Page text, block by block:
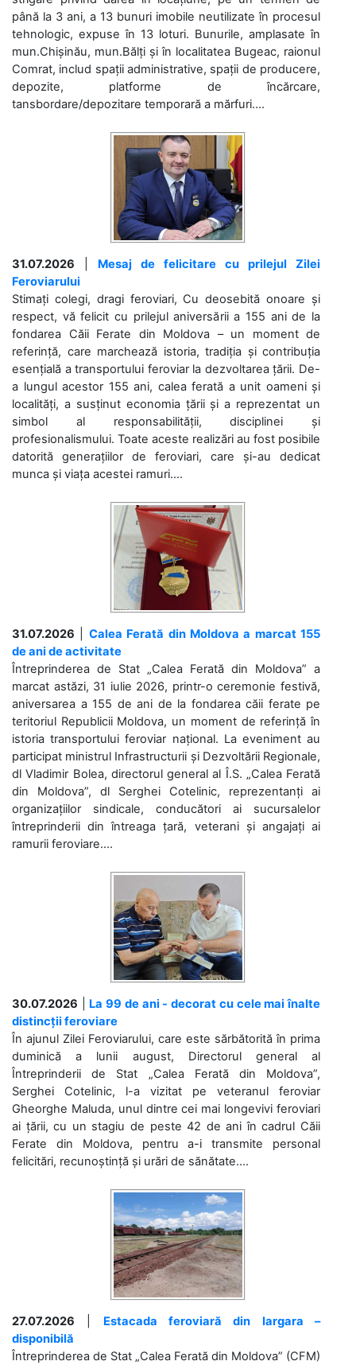
până la 3 ani, a 13 bunuri imobile neutilizate în procesul
tehnologic, expuse în 13 loturi. Bunurile, amplasate în
mun.Chișinău, mun.Bălți și în localitatea Bugeac, raionul
Comrat, includ spații administrative, spații de producere,
depozite, platforme de încărcare,
tansbordare/depozitare temporară a mărfuri....
31.07.2026
Mesaj de felicitare cu prilejul Zilei
Feroviarului
Stimați colegi, dragi feroviari, Cu deosebită onoare și
respect, vă felicit cu prilejul aniversării a 155 ani de la
fondarea Căii Ferate din Moldova – un moment de
referință, care marchează istoria, tradiția și contribuția
esențială a transportului feroviar la dezvoltarea țării. De-
a lungul acestor 155 ani, calea ferată a unit oameni și
localități, a susținut economia țării și a reprezentat un
simbol al responsabilității, disciplinei și
profesionalismului. Toate aceste realizări au fost posibile
datorită generațiilor de feroviari, care și-au dedicat
munca și viața acestei ramuri....
31.07.2026
Calea Ferată din Moldova a marcat 155
de ani de activitate
Întreprinderea de Stat „Calea Ferată din Moldova” a
marcat astăzi, 31 iulie 2026, printr-o ceremonie festivă,
aniversarea a 155 de ani de la fondarea căii ferate pe
teritoriul Republicii Moldova, un moment de referință în
istoria transportului feroviar național. La eveniment au
participat ministrul Infrastructurii și Dezvoltării Regionale,
dl Vladimir Bolea, directorul general al Î.S. „Calea Ferată
din Moldova”, dl Serghei Cotelinic, reprezentanți ai
organizațiilor sindicale, conducători ai sucursalelor
întreprinderii din întreaga țară, veterani și angajați ai
ramurii feroviare....
30.07.2026
La 99 de ani - decorat cu cele mai înalte
distincții feroviare
În ajunul Zilei Feroviarului, care este sărbătorită în prima
duminică a lunii august, Directorul general al
Întreprinderii de Stat „Calea Ferată din Moldova”,
Serghei Cotelinic, l-a vizitat pe veteranul feroviar
Gheorghe Maluda, unul dintre cei mai longevivi feroviari
ai țării, cu un stagiu de peste 42 de ani în cadrul Căii
Ferate din Moldova, pentru a-i transmite personal
felicitări, recunoștință și urări de sănătate....
27.07.2026
Estacada feroviară din Iargara –
disponibilă
Întreprinderea de Stat „Calea Ferată din Moldova” (CFM)